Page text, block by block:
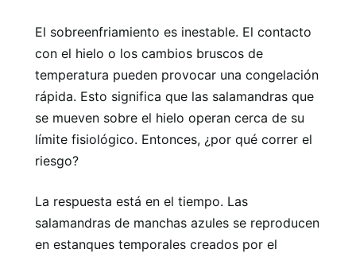
El sobreenfriamiento es inestable. El contacto
con el hielo o los cambios bruscos de
temperatura pueden provocar una congelación
rápida. Esto significa que las salamandras que
se mueven sobre el hielo operan cerca de su
límite fisiológico. Entonces, ¿por qué correr el
riesgo?
La respuesta está en el tiempo. Las
salamandras de manchas azules se reproducen
en estanques temporales creados por el